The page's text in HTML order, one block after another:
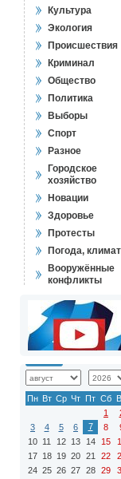
Культура
Экология
Происшествия
Криминал
Общество
Политика
Выборы
Спорт
Разное
Городское
хозяйство
Новации
Здоровье
Протесты
Погода, климат
Вооружённые
конфликты
Пн Вт Ср Чт Пт Сб
1
3
4 5 6 7 8
10 11 12 13 14 15
17 18 19 20 21 22
24 25 26 27 28 29